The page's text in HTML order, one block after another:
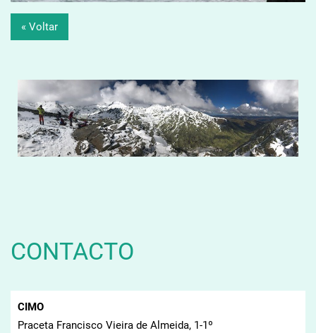
« Voltar
CONTACTO
CIMO
Praceta Francisco Vieira de Almeida, 1-1º